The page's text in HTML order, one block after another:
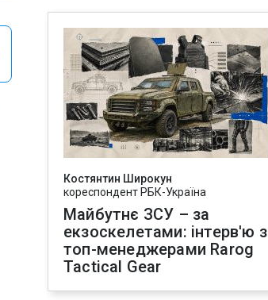
Костянтин Широкун
кореспондент РБК-Україна
Майбутнє ЗСУ – за
екзоскелетами: інтерв'ю з
топ-менеджерами Rarog
Tactical Gear